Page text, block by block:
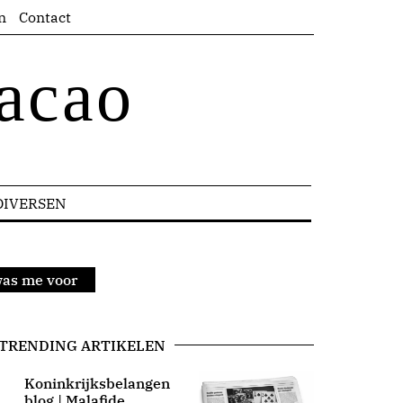
Contact
me voor
ARTIKELEN
Koninkrijksbelangen